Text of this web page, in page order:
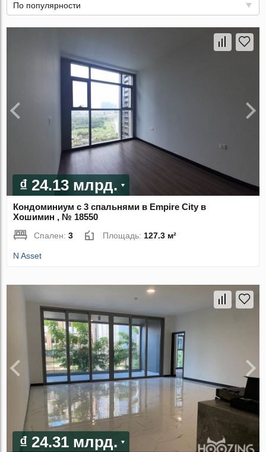
По популярности
₫ 24.13 млрд.
Кондоминиум с 3 спальнями в Empire City в
Хошимин , № 18550
Спален:3 Площадь: 127.3 м²
N Asset
₫ 24.31 млрд.